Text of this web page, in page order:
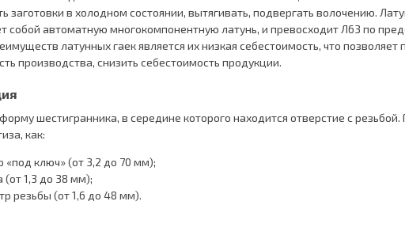
заготовки в холодном состоянии, вытягивать, подвергать волочению.
собой автоматную многокомпонентную латунь, и превосходит Л63 по
латунных гаек является их низкая себестоимость, что
производства, снизить себестоимость продукции.
шестигранника, в середине которого находится отверстие с
как:
«под ключ» (от 3,2 до 70 мм);
(от 1,3 до 38 мм);
резьбы (от 1,6 до 48 мм).